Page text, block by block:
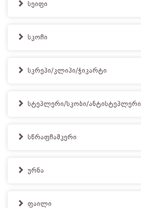
სეიფი
სკოჩი
სკრეპი/კლიპი/ჭიკარტი
სტეპლერი/სკობი/ანტისტეპლერი
სწრაფჩამკერი
ურნა
ფაილი